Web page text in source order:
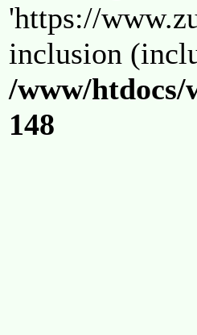
'https://
inclusion
/www/htdocs/
148